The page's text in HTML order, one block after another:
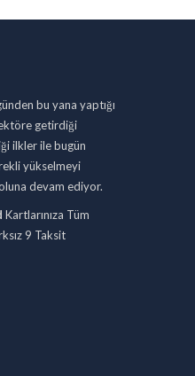
bu yana yaptığı
getirdiği
ilkler ile bugün
yükselmeyi
devam ediyor.
Kartlarınıza Tüm
9 Taksit